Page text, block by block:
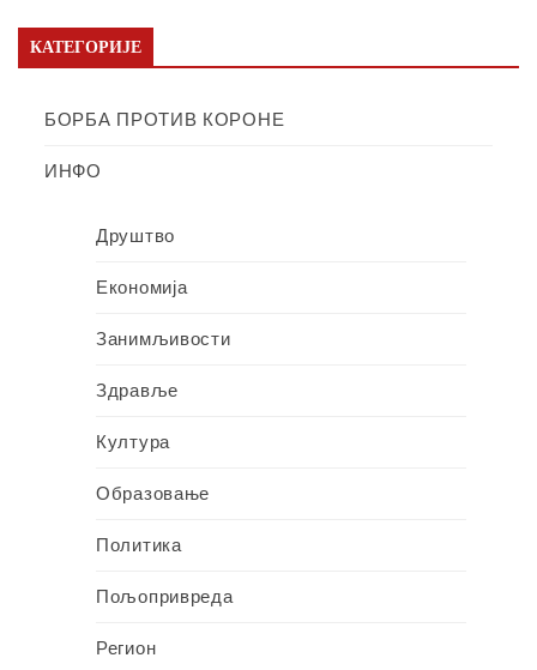
КАТЕГОРИЈЕ
БОРБА ПРОТИВ КОРОНЕ
ИНФО
Друштво
Економија
Занимљивости
Здравље
Култура
Образовање
Политика
Пољопривреда
Регион